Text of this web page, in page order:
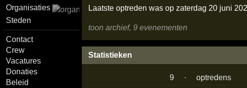
Organisaties
Steden
Contact
Crew
Vacatures
Donaties
Beleid
Laatste optreden was op zaterdag 20 juni
toon archief, 9 evenementen
Statistieken
9 ·
optredens